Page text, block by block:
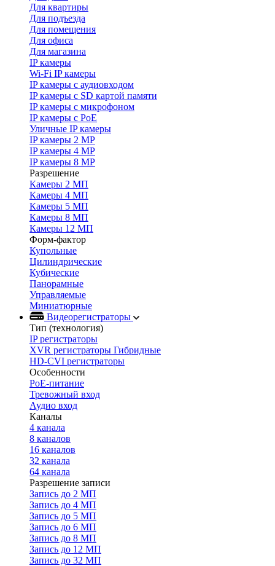
Для квартиры
Для подъезда
Для помещения
Для офиса
Для магазина
IP камеры
Wi-Fi IP камеры
IP камеры с аудиовходом
IP камеры с SD картой памяти
IP камеры с микрофоном
IP камеры с PoE
Уличные IP камеры
IP камеры 2 MP
IP камеры 4 MP
IP камеры 8 MP
Разрешение
Камеры 2 МП
Камеры 4 МП
Камеры 5 МП
Камеры 8 МП
Камеры 12 МП
Форм-фактор
Купольные
Цилиндрические
Кубические
Панорамные
Управляемые
Миниатюрные
Видеорегистраторы
Тип (технология)
IP регистраторы
XVR регистраторы Гибридные
HD-CVI регистраторы
Особенности
PoE-питание
Тревожный вход
Аудио вход
Каналы
4 канала
8 каналов
16 каналов
32 канала
64 канала
Разрешение записи
Запись до 2 МП
Запись до 4 МП
Запись до 5 МП
Запись до 6 МП
Запись до 8 МП
Запись до 12 МП
Запись до 32 МП